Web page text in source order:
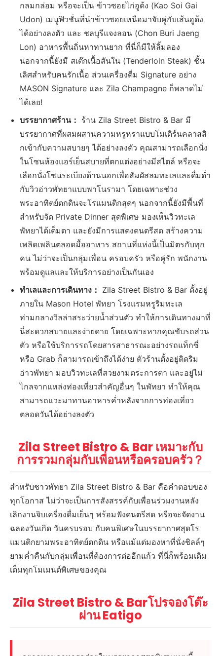
กลมกล่อม หรือจะเป็น ข้าวซอยไก่อูด้ง (Kao Soi Gai
Udon) เมนูฟิวชั่นที่นำข้าวซอยเหนือมาจับคู่กับเส้นอูด้ง
ได้อย่างลงตัว และ ชลบุรีแจงลอน (Chon Buri Jaeng
Lon) อาหารพื้นถิ่นหาทานยาก ที่นี่ก็มีให้ลิ้มลอง
นอกจากนี้ยังมี สเต๊กเนื้อสันใน (Tenderloin Steak) ชั้น
เลิศสำหรับคนรักเนื้อ ส่วนเครื่องดื่ม Signature อย่าง
MASON Signature และ Zila Champagne ก็พลาดไม่
ได้เลย!
บรรยากาศร้าน： ร้าน Zila Street Bistro & Bar มี
บรรยากาศที่ผสมผสานความหรูหราแบบโมเดิร์นคลาสสิ
กเข้ากับความสบายๆ ได้อย่างลงตัว คุณสามารถเลือกนั่ง
ในโซนห้องแอร์เย็นสบายที่ตกแต่งอย่างมีสไตล์ หรือจะ
เลือกนั่งโซนระเบียงด้านนอกเพื่อสัมผัสลมทะเลและดื่มด่ำ
กับวิวอ่าวพัทยาแบบพาโนรามา โดยเฉพาะช่วง
พระอาทิตย์ตกดินจะโรแมนติกสุดๆ นอกจากนี้ยังมีพื้นที่
สำหรับจัด Private Dinner สุดพิเศษ มองเห็นวิวทะเล
พัทยาได้เต็มตา และยังมีการแสดงดนตรีสด สร้างความ
เพลิดเพลินตลอดมื้ออาหาร สถานที่แห่งนี้เป็นมิตรกับทุก
คน ไม่ว่าจะเป็นกลุ่มเพื่อน ครอบครัว หรือคู่รัก พนักงาน
พร้อมดูแลและให้บริการอย่างเป็นกันเอง
ทำเลและการเดินทาง： Zila Street Bistro & Bar ตั้งอยู่
ภายใน Mason Hotel พัทยา โรงแรมหรูริมทะเล
ท่ามกลางวิลล่าสระว่ายน้ำส่วนตัว ทำให้การเดินทางมาที่
นี่สะดวกสบายและง่ายดาย โดยเฉพาะหากคุณขับรถส่วน
ตัว หรือใช้บริการรถโดยสารสาธารณะอย่างรถแท็กซี่
หรือ Grab ก็สามารถเข้าถึงได้ง่าย ตัวร้านตั้งอยู่ติดริม
อ่าวพัทยา มอบวิวทะเลที่สวยงามตระการตา และอยู่ไม่
ไกลจากแหล่งท่องเที่ยวสำคัญอื่นๆ ในพัทยา ทำให้คุณ
สามารถแวะมาทานอาหารค่ำหลังจากการท่องเที่ยว
ตลอดวันได้อย่างลงตัว
Zila Street Bistro & Bar เหมาะกับ
การรวมกลุ่มกับเพื่อนหรือครอบครัว？
สำหรับชาวพัทยา Zila Street Bistro & Bar คือคำตอบของ
ทุกโอกาส ไม่ว่าจะเป็นการสังสรรค์กับเพื่อนร่วมงานหลัง
เลิกงานจิบเครื่องดื่มเย็นๆ พร้อมฟังดนตรีสด หรือจะจัดงาน
ฉลองวันเกิด วันครบรอบ กับคนพิเศษในบรรยากาศสุดโร
แมนติกยามพระอาทิตย์ตกดิน หรือแม้แต่มองหาที่นั่งชิลล์ๆ
ยามค่ำคืนกับกลุ่มเพื่อนที่ต้องการต่ออีกแก้ว ที่นี่ก็พร้อมเติม
เต็มทุกโมเมนต์พิเศษของคุณ
Zila Street Bistro & Barโปรจองโต๊ะ
ผ่าน Eatigo